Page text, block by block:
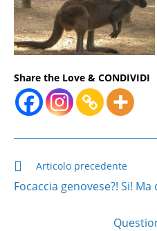
Share the Love & CONDIVIDI
Leggi
articoli
Articolo precedente
Focaccia genovese?! Si! Ma